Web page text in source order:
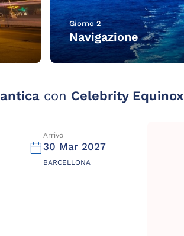
Giorno 2
Navigazione
con Celebrity Equinox
Arrivo
30 Mar 2027
BARCELLONA